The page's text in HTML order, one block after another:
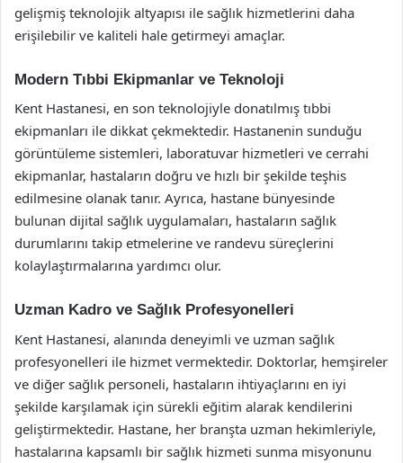
gelişmiş teknolojik altyapısı ile sağlık hizmetlerini daha
erişilebilir ve kaliteli hale getirmeyi amaçlar.
Modern Tıbbi Ekipmanlar ve Teknoloji
Kent Hastanesi, en son teknolojiyle donatılmış tıbbi
ekipmanları ile dikkat çekmektedir. Hastanenin sunduğu
görüntüleme sistemleri, laboratuvar hizmetleri ve cerrahi
ekipmanlar, hastaların doğru ve hızlı bir şekilde teşhis
edilmesine olanak tanır. Ayrıca, hastane bünyesinde
bulunan dijital sağlık uygulamaları, hastaların sağlık
durumlarını takip etmelerine ve randevu süreçlerini
kolaylaştırmalarına yardımcı olur.
Uzman Kadro ve Sağlık Profesyonelleri
Kent Hastanesi, alanında deneyimli ve uzman sağlık
profesyonelleri ile hizmet vermektedir. Doktorlar, hemşireler
ve diğer sağlık personeli, hastaların ihtiyaçlarını en iyi
şekilde karşılamak için sürekli eğitim alarak kendilerini
geliştirmektedir. Hastane, her branşta uzman hekimleriyle,
hastalarına kapsamlı bir sağlık hizmeti sunma misyonunu